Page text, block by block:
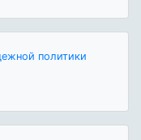
политики